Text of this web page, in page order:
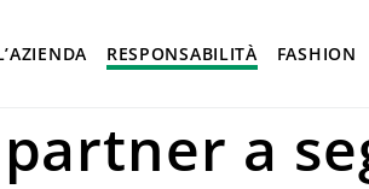
RESPONSABILITÀ FASHION
of Conduct
a